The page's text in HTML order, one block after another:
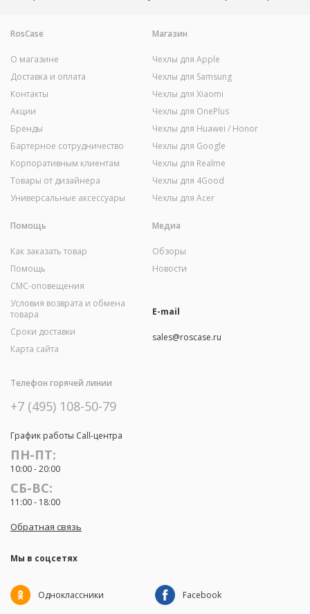
RosCase
О магазине
Доставка и оплата
Контакты
Акции
Бренды
Бартерное сотрудничество
Корпоративным клиентам
Товары от дизайнера
Универсальные аксессуары
Магазин
Чехлы для Apple
Чехлы для Samsung
Чехлы для Xiaomi
Чехлы для OnePlus
Чехлы для Huawei / Honor
Чехлы для Google
Чехлы для Realme
Чехлы для 4Good
Чехлы для Acer
Помощь
Как заказать товар
Помощь
СМС-оповещения
Условия возврата и обмена
товара
Сроки доставки
Карта сайта
Медиа
Обзоры
Новости
E-mail
sales@roscase.ru
Телефон горячей линии
+7 (495) 108-50-79
График работы Call-центра
ПН-ПТ:
10:00 - 20:00
СБ-ВС:
11:00 - 18:00
Обратная связь
Мы в соцсетях
Одноклассники Facebook